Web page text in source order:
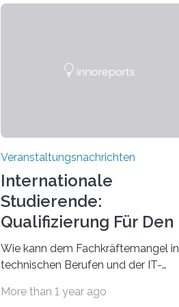
Veranstaltungsnachrichten
Internationale
Studierende:
Qualifizierung Für Den
Arbeitsmarkt
Wie kann dem Fachkräftemangel in
technischen Berufen und der IT-
Beispiel durch internationale
More than 1 year ago